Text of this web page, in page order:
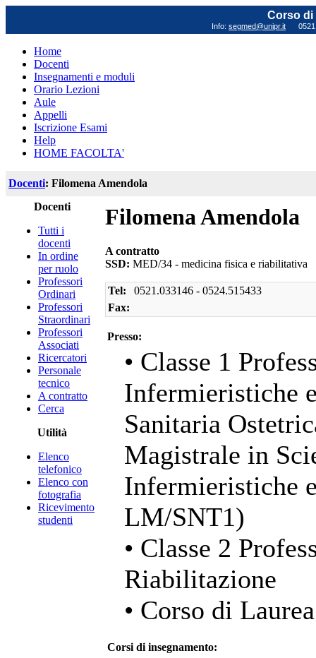
Corso di
Info: segmed@unipr.it
Home
Docenti
Insegnamenti e moduli
Orario Lezioni
Aule
Appelli
Iscrizione Esami
Help
HOME FACOLTA'
Docenti: Filomena Amendola
Docenti
Tutti i
docenti
In ordine
per ruolo
Professori
Ordinari
Professori
Straordinari
Professori
Associati
Ricercatori
Personale
tecnico
A contratto
Cerca
Utilità
Elenco
telefonico
Elenco con
fotografia
Ricevimento
studenti
Filomena Amendola
A contratto
SSD: MED/34 - medicina fisica e riabilitativa
Tel:
0521.033146 - 0524.515433
Fax:
Presso:
• Classe 1
Infermieristiche
Sanitaria
Magistrale in
Infermieristiche
LM/SNT1)
• Classe 2
Riabilitazione
• Corso di
Corsi di insegnamento: